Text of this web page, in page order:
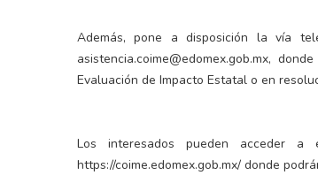
Además, pone a disposición la vía
asistencia.coime@edomex.gob.mx,
Evaluación de Impacto Estatal o en
Los interesados pueden acceder
https://coime.edomex.gob.mx/ donde